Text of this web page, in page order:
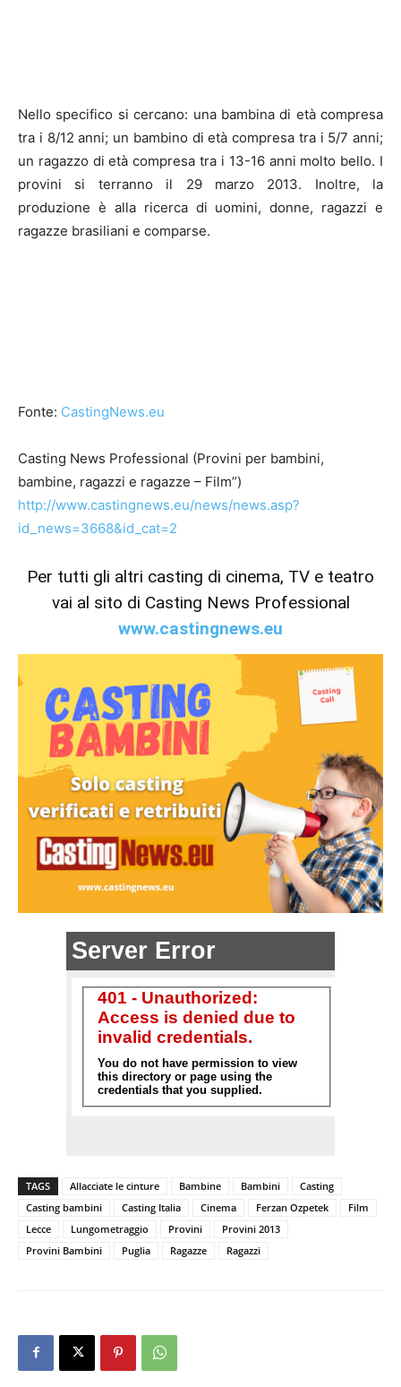
Nello specifico si cercano: una bambina di età compresa
tra i 8/12 anni; un bambino di età compresa tra i 5/7 anni;
un ragazzo di età compresa tra i 13-16 anni molto bello. I
provini si terranno il 29 marzo 2013. Inoltre, la
produzione è alla ricerca di uomini, donne, ragazzi e
ragazze brasiliani e comparse.
Fonte: CastingNews.eu
Casting News Professional (Provini per bambini,
bambine, ragazzi e ragazze – Film”)
http://www.castingnews.eu/news/news.asp?
id_news=3668&id_cat=2
Per tutti gli altri casting di cinema, TV e teatro
vai al sito di Casting News Professional
www.castingnews.eu
TAGS Allacciate le cinture Bambine Bambini
Casting
Casting bambini
Casting Italia Cinema Ferzan Ozpetek
Film
Lecce
Lungometraggio Provini
Provini 2013
Provini Bambini
Puglia Ragazze Ragazzi